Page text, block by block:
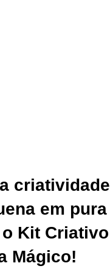
criatividade
em pura
Kit Criativo
Mágico!